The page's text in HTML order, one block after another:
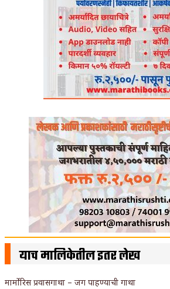
याच मालिकेतील इतर लेख
मार्मोरिस प्रवासगाथा – जग पाहण्याची गाथा